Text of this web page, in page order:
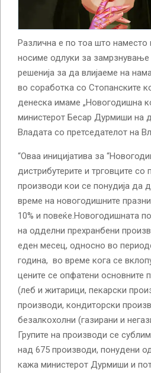
Различна е по тоа што
носиме одлуки за
решенија за да влијаеме на
во соработка со Стопанските
денеска имаме „Новогодишна
министерот Бесар Дурмиши на
Владата со претседателот на
“Оваа иницијатива за
дистрибутерите и трговците
производи кои се понудија да
време на новогодишните
10% и повеќе.Новогодишната
на одделни прехранбени
еден месец, односно во
година, во време кога се
цените се опфатени основните
(леб и житарици, пекарски
производи, кондиторски
безалкохолни (газирани и
Групите на производи се
над 675 производи, понудени
кажа министерот Дурмиши и